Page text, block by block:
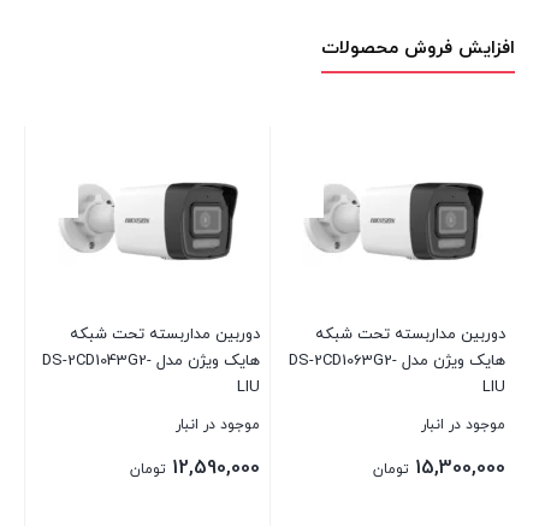
افزایش فروش محصولات
دوربین مداربسته تحت شبکه
هایک ویژن مدل DS-2CD1063G2-
LIU
موجود در انبار
15,300,000 تومان
دوربین مداربسته تحت شبکه
هایک ویژن مدل DS-2CD1043G2-
LIU
موجود در انبار
12,590,000 تومان